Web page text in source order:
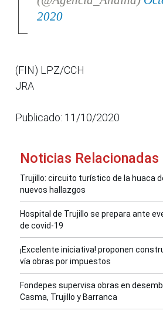
2020
(FIN) LPZ/CCH
JRA
Publicado: 11/10/2020
Noticias Relacionadas
Trujillo: circuito turístico de la huaca
nuevos hallazgos
Hospital de Trujillo se prepara ante
de covid-19
¡Excelente iniciativa! proponen
vía obras por impuestos
Fondepes supervisa obras en
Casma, Trujillo y Barranca